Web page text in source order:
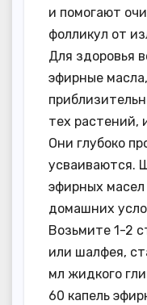
и помогают
фолликул от
Для здоровья
эфирные
тех растений,
Они глубоко
усваиваются.
эфирных масел
домашних
Возьмите 1-2
или шалфея,
мл жидкого
60 капель